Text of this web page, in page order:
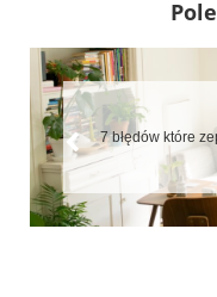
7 błędów które